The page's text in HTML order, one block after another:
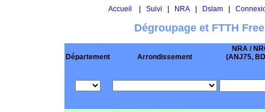
Accueil Suivi NRA| Dslam|
Dégroupage et FTTH
Département Arrondissement
NRA /
(ANJ75,